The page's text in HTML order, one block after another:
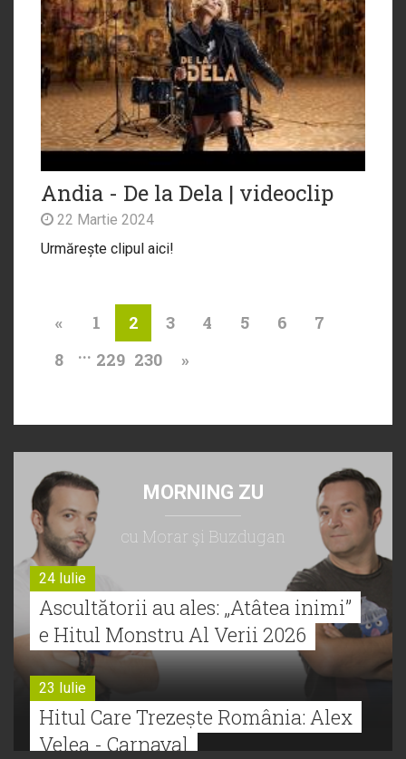
Andia - De la Dela | videoclip
22 Martie 2024
Urmărește clipul aici!
« 1 2 3 4 5 6
7
8
... 229 230 »
MORNING ZU
cu Morar şi Buzdugan
24 Iulie
Ascultătorii au ales: „Atâtea inimi”
e Hitul Monstru Al Verii 2026
23 Iulie
Hitul Care Trezește România: Alex
Velea - Carnaval